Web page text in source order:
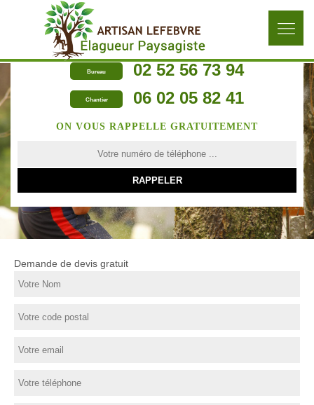
Bureau 02 52 56 73 94
Chantier 06 02 05 82 41
ON VOUS RAPPELLE GRATUITEMENT
Demande de devis gratuit